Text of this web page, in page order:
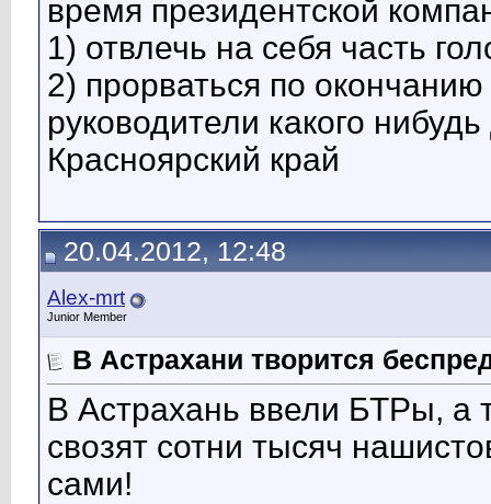
время президентской
1) отвлечь на себя часть
2) прорваться по
руководители какого
Красноярский край
20.04.2012, 12:48
Alex-mrt
Junior Member
В Астрахани творится
В Астрахань ввели БТРы, а
свозят сотни тысяч
сами!